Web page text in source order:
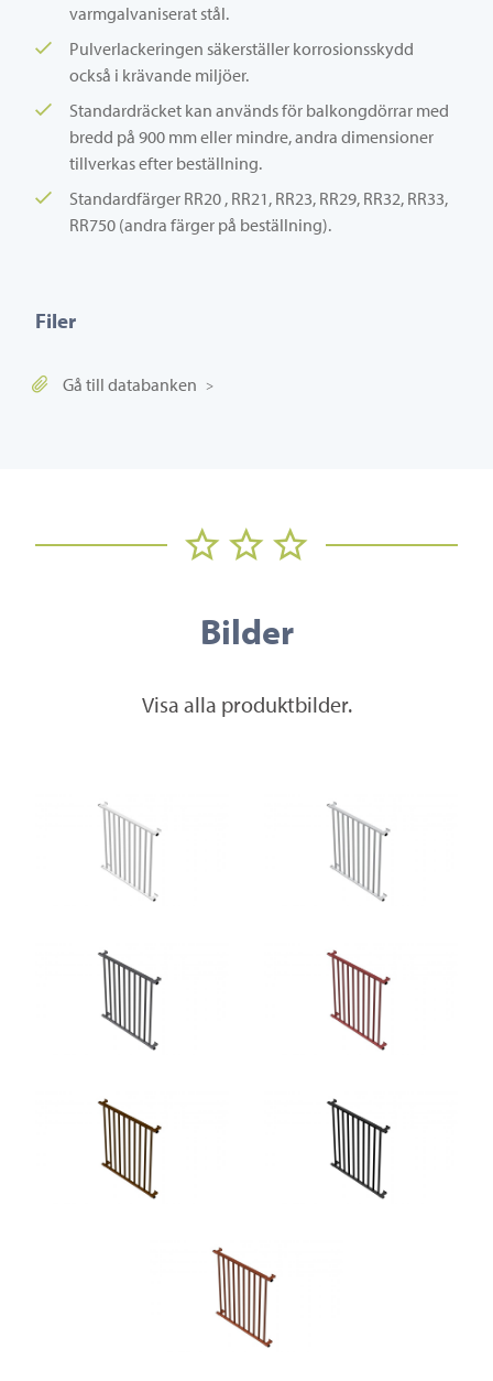
varmgalvaniserat stål.
Pulverlackeringen säkerställer korrosionsskydd
också i krävande miljöer.
Standardräcket kan används för balkongdörrar med
bredd på 900 mm eller mindre, andra dimensioner
tillverkas efter beställning.
Standardfärger RR20 , RR21, RR23, RR29, RR32, RR33,
RR750 (andra färger på beställning).
Filer
Gå till databanken
Bilder
Visa alla produktbilder.